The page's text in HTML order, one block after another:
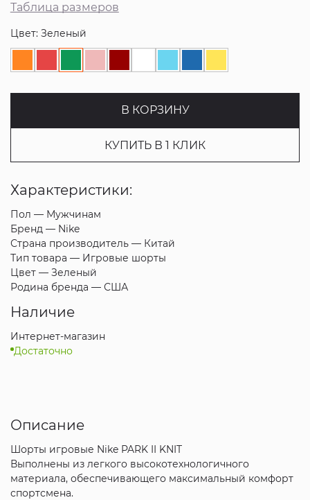
Таблица размеров
Цвет: Зеленый
В КОРЗИНУ
КУПИТЬ В 1 КЛИК
Характеристики:
Пол — Мужчинам
Бренд — Nike
Страна производитель — Китай
Тип товара — Игровые шорты
Цвет — Зеленый
Родина бренда — США
Наличие
Интернет-магазин
Достаточно
Описание
Шорты игровые Nike PARK II KNIT
Выполнены из легкого высокотехнологичного
материала, обеспечивающего максимальный комфорт
спортсмена.